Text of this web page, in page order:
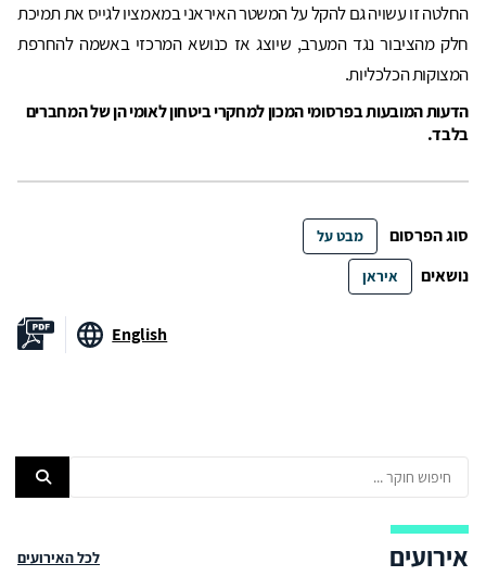
החלטה זו עשויה גם להקל על המשטר האיראני במאמציו לגייס את תמיכת
חלק מהציבור נגד המערב, שיוצג אז כנושא המרכזי באשמה להחרפת
המצוקות הכלכליות.
הדעות המובעות בפרסומי המכון למחקרי ביטחון לאומי הן של המחברים
בלבד.
סוג הפרסום מבט על
נושאים איראן
English
אירועים לכל האירועים